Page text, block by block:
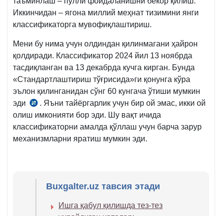
Иккинчидан – ягона миллий меҳнат тизимини янги
классификаторга мувофиқлаштириш.
Мени бу нима учун олдиндан қилинмагани ҳайрон
қолдиради. Классификатор 2024 йил 13 ноябрда
тасдиқланган ва 13 декабрда кучга кирган. Бунда
«Стандартлаштириш тўғрисида»ги қонунга кўра
эълон қилинганидан сўнг 60 кунгача ўтиши мумкин
эди
03.11.2022
й.
ЎРҚ-800-
сон
. Яъни тайёргарлик учун бир ой эмас, икки ой
олиш имконияти бор эди. Шу вақт ичида
классификаторни амалда қўллаш учун барча зарур
механизмларни яратиш мумкин эди.
Buxgalter.uz тавсия этади
Ишга қабул қилишда тез-тез